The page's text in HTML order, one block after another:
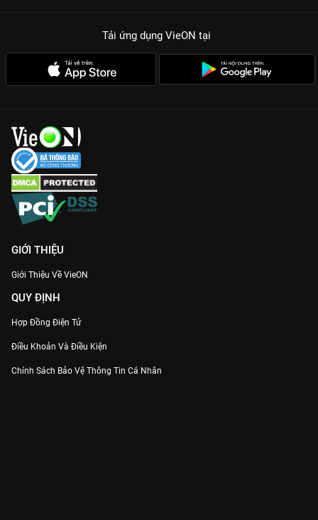
Tải ứng dụng VieON tại
GIỚI THIỆU
Giới Thiệu Về VieON
QUY ĐỊNH
Hợp Đồng Điện Tử
Điều Khoản Và Điều Kiện
Chính Sách Bảo Vệ Thông Tin Cá Nhân